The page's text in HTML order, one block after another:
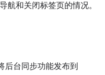
航和关闭标签页的情况。
后台同步功能发布到